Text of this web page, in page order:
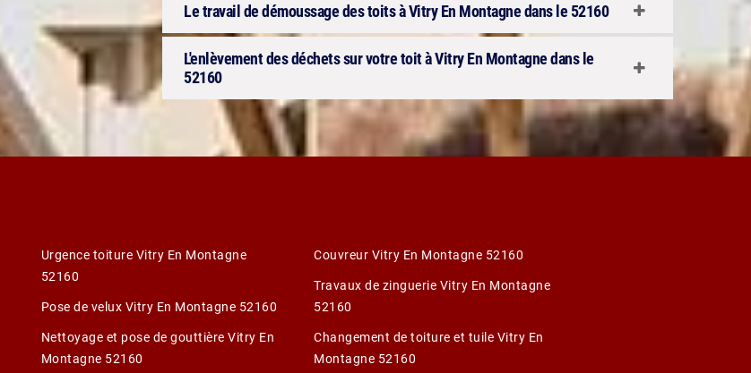
Le travail de démoussage des toits à Vitry En Montagne dans le 52160
L'enlèvement des déchets sur votre toit à Vitry En Montagne dans le
52160
Urgence toiture Vitry En Montagne
52160
Pose de velux Vitry En Montagne 52160
Nettoyage et pose de gouttière Vitry En
Montagne 52160
Couvreur Vitry En Montagne 52160
Travaux de zinguerie Vitry En Montagne
52160
Changement de toiture et tuile Vitry En
Montagne 52160